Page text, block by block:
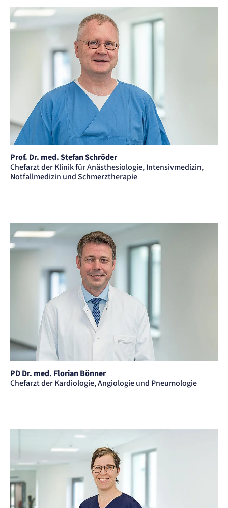
Prof. Dr. med. Stefan Schröder
Chefarzt der Klinik für Anästhesiologie, Intensivmedizin,
Notfallmedizin und Schmerztherapie
PD Dr. med. Florian Bönner
Chefarzt der Kardiologie, Angiologie und Pneumologie